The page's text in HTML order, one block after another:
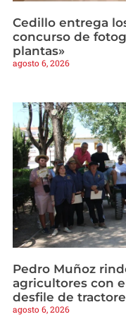
Cedillo entrega
concurso de
plantas»
agosto 6, 2026
Pedro Muñoz
agricultores con
desfile de
agosto 6, 2026